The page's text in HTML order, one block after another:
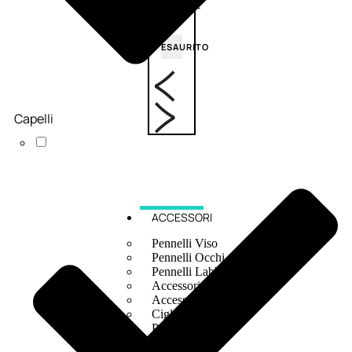
ESAURITO
ACCESSORI
Pennelli Viso
Pennelli Occhi
Pennelli Labbra
Accessori Make Up
Accessori Occhi
Ciglia Finte
Pinzette
Temperamatite
Capelli